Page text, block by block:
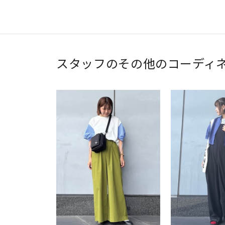
スタッフのその他のコーディ